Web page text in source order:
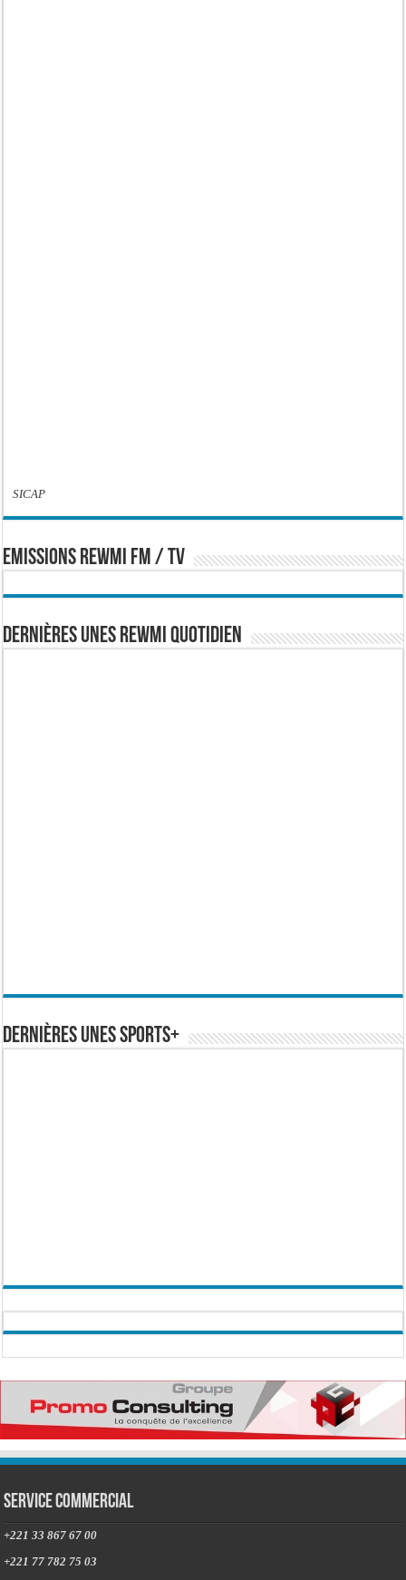
SICAP
EMISSIONS REWMI FM / TV
Dernières Unes Rewmi Quotidien
Dernières Unes Sports+
Service commercial
+221 33 867 67 00
+221 77 782 75 03